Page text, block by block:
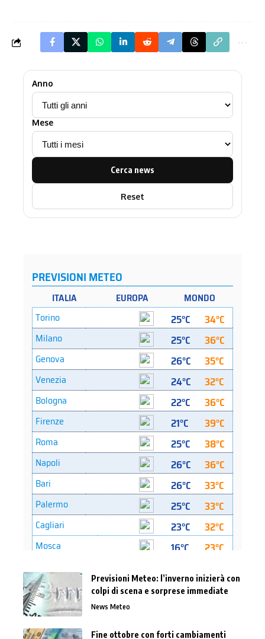
Anno
Mese
Cerca news
Reset
Previsioni Meteo: l’inverno inizierà con
colpi di scena e sorprese immediate
News Meteo
Fine ottobre con forti cambiamenti